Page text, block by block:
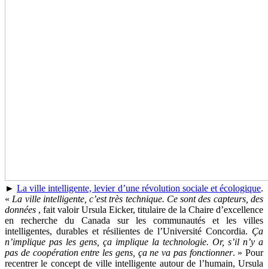
►La ville intelligente, levier d’une révolution sociale et écologique.
«La ville intelligente, c’est très technique. Ce sont des capteurs, des
données , fait valoir Ursula Eicker, titulaire de la Chaire d’excellence
en recherche du Canada sur les communautés et les villes
intelligentes, durables et résilientes de l’Université Concordia. Ça
n’implique pas les gens, ça implique la technologie. Or, s’il n’y a
pas de coopération entre les gens, ça ne va pas fonctionner. » Pour
recentrer le concept de ville intelligente autour de l’humain, Ursula